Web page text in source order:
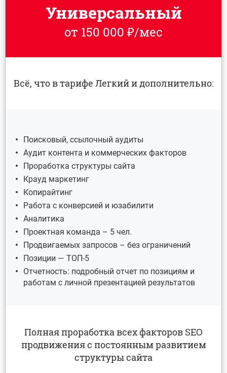
Универсальный
от 150 000 ₽/мес
Всё, что в тарифе Легкий и дополнительно:
Поисковый, ссылочный аудиты
Аудит контента и коммерческих факторов
Проработка структуры сайта
Крауд маркетинг
Копирайтинг
Работа с конверсией и юзабилити
Аналитика
Проектная команда – 5 чел.
Продвигаемых запросов – без ограничений
Позиции — ТОП-5
Отчетность: подробный отчет по позициям и
работам с личной презентацией результатов
Полная проработка всех факторов SEO
продвижения с постоянным развитием
структуры сайта